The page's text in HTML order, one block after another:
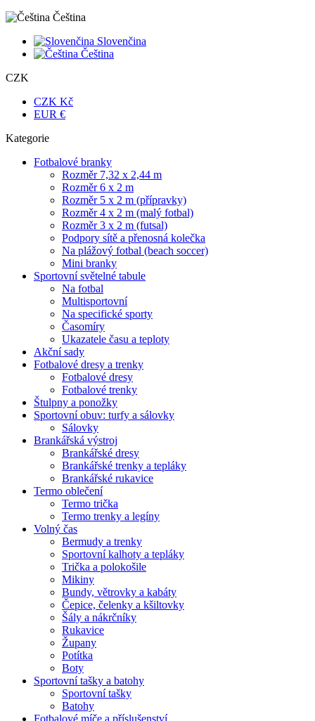
Čeština
Slovenčina
Čeština
CZK
CZK Kč
EUR €
Kategorie
Fotbalové branky
Rozměr 7,32 x 2,44 m
Rozměr 6 x 2 m
Rozměr 5 x 2 m (přípravky)
Rozměr 4 x 2 m (malý fotbal)
Rozměr 3 x 2 m (futsal)
Podpory sítě a přenosná kolečka
Na plážový fotbal (beach soccer)
Mini branky
Sportovní světelné tabule
Na fotbal
Multisportovní
Na specifické sporty
Časomíry
Ukazatele času a teploty
Akční sady
Fotbalové dresy a trenky
Fotbalové dresy
Fotbalové trenky
Štulpny a ponožky
Sportovní obuv: turfy a sálovky
Sálovky
Brankářská výstroj
Brankářské dresy
Brankářské trenky a tepláky
Brankářské rukavice
Termo oblečení
Termo trička
Termo trenky a legíny
Volný čas
Bermudy a trenky
Sportovní kalhoty a tepláky
Trička a polokošile
Mikiny
Bundy, větrovky a kabáty
Čepice, čelenky a kšiltovky
Šály a nákrčníky
Rukavice
Župany
Potítka
Boty
Sportovní tašky a batohy
Sportovní tašky
Batohy
Fotbalové míče a příslušenství